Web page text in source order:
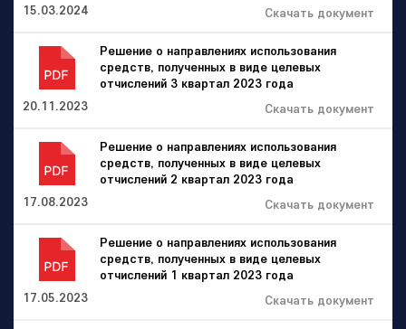
15.03.2024
Скачать документ
20.11.2023
Решение о направлениях использования
средств, полученных в виде целевых
отчислений 3 квартал 2023 года
Скачать документ
17.08.2023
Решение о направлениях использования
средств, полученных в виде целевых
отчислений 2 квартал 2023 года
Скачать документ
17.05.2023
Решение о направлениях использования
средств, полученных в виде целевых
отчислений 1 квартал 2023 года
Скачать документ